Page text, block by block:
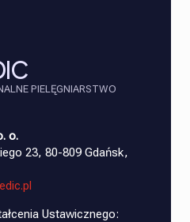
PIELĘGNIARSTWO
o.
23, 80-809 Gdańsk,
Ustawicznego: